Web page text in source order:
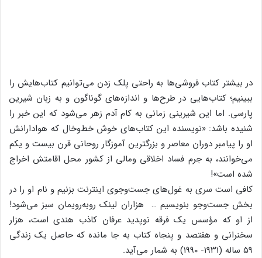
در بیشتر کتاب فروشی‌ها به راحتی پلک زدن می‌توانیم کتاب‌هایش را
ببینیم؛ کتاب‌هایی در طرح‌ها و اندازه‌های گوناگون و به زبان شیرین
پارسی. ‌اما این شیرینی زمانی به کام آدم زهر می‌شود که این خبر را
شنیده باشد: ‌«نویسنده این کتاب‌های خوش خط‌وخال که هوادارانش
او را پیامبر دوران معاصر و بزرگترین آموزگار روحانی قرن بیست و یکم
می‌خوانند، ‌به جرم فساد اخلاقی ومالی از کشور محل اقامتش اخراج
شده است»!
کافی ‌است سری به غول‌های جست‌وجوی اینترنت بزنیم و نام او را در
بخش جست‌وجو بنویسیم … ‌هزاران لینک روبه‌رویمان سبز می‌شود!
از او که مؤسس یک فرقه نوپدید عرفان کاذب هندی است، ‌هزار
سخنرانی و هفتصد و پنجاه کتاب به جا مانده که حاصل یک زندگی
۵۹ ساله (۱۹۳۱- ۱۹۹۰) به شمار می‌آید. ‌